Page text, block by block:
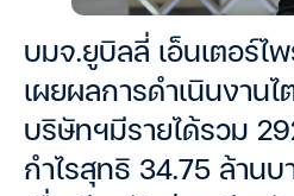
บมจ.ยูบิลลี่ เอ็นเตอร์ไ
เผยผลการดำเนินงาน
บริษัทฯมีรายได้รวม
กำไรสุทธิ 34.75 ล้านบ